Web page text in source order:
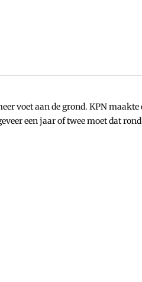
voet aan de grond. KPN maakte
een jaar of twee moet dat